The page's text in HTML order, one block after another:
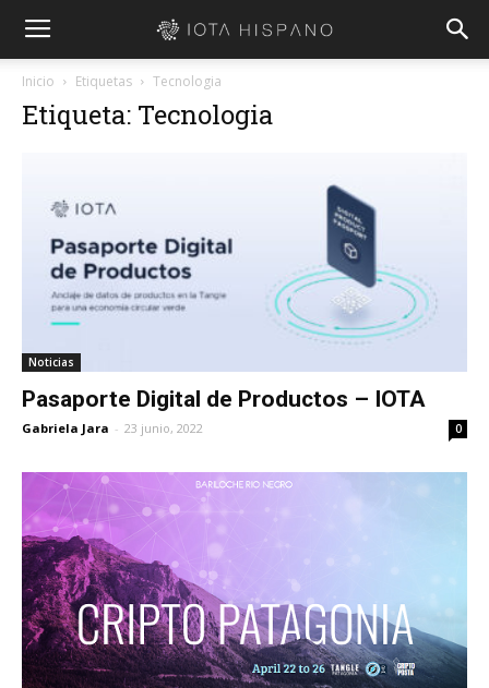
Inicio Etiquetas Tecnologia
Etiqueta: Tecnologia
Noticias
Pasaporte Digital de Productos – IOTA
Gabriela Jara - 23 junio, 2022 0